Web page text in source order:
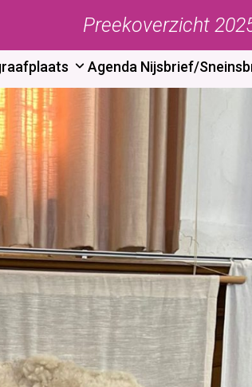
Agenda Nijsbrief/
Preekoverzicht